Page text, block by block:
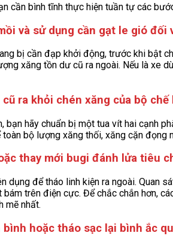
cần bình tĩnh thực hiện tuần tự các
và sử dụng cần gạt le gió đối
bị cần đạp khởi động, trước khi bật
xăng tồn dư cũ ra ngoài. Nếu là xe
ra khỏi chén xăng của bộ chế
bạn hãy chuẩn bị một tua vít hai cạnh
bộ lượng xăng thối, xăng cặn
thay mới bugi đánh lửa tiêu
dụng để tháo linh kiện ra ngoài. Quan
trên điện cực. Để chắc chắn hơn,
mẽ nhất.
hoặc tháo sạc lại bình ắc